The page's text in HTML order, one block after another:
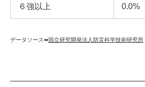
６強以上 0.0%
データソース➡︎国立研究開発法人防災科学技術研究所